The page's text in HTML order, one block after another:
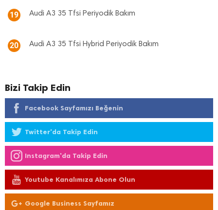
19 Audi A3 35 Tfsi Periyodik Bakım
20 Audi A3 35 Tfsi Hybrid Periyodik Bakım
Bizi Takip Edin
Facebook Sayfamızı Beğenin
Twitter'da Takip Edin
Instagram'da Takip Edin
Youtube Kanalımıza Abone Olun
Google Business Sayfamız